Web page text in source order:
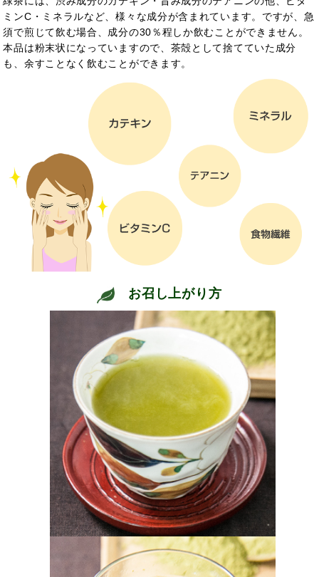
ミンC・ミネラルなど、様々な成分が含まれています。ですが、急
須で煎じて飲む場合、成分の30％程しか飲むことができません。
本品は粉末状になっていますので、茶殻として捨てていた成分
も、余すことなく飲むことができます。
お召し上がり方